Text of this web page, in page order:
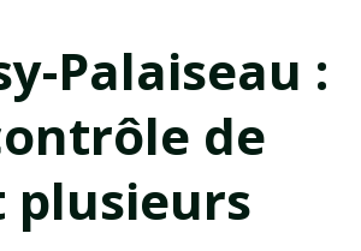
Palaiseau :
de
plusieurs